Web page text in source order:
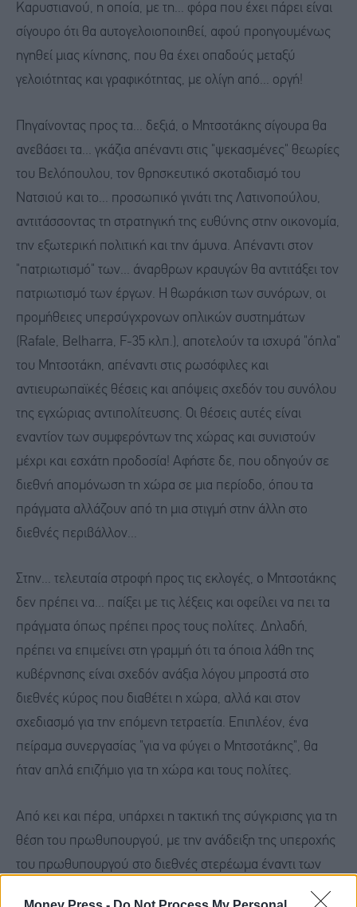
Καρυστιανού, η οποία, με τη... φόρα που έχει πάρει είναι
σίγουρο ότι θα αυτογελοιοποιηθεί, αφού προηγουμένως
ηγηθεί μιας κίνησης, που θα έχει οπαδούς μεταξύ
γελοιότητας και γραφικότητας, με ολίγη από... οργή!
Πηγαίνοντας προς τα... δεξιά, ο Μητσοτάκης σίγουρα θα
ανεβάσει τα... γκάζια απέναντι στις "ψεκασμένες" θεωρίες
του Βελόπουλου, τον θρησκευτικό σκοταδισμό του
Νατσιού και το... προσωπικό γινάτι της Λατινοπούλου,
αντιτάσσοντας τη στρατηγική της ευθύνης στην οικονομία,
την εξωτερική πολιτική και την άμυνα. Απέναντι στον
"πατριωτισμό" των... άναρθρων κραυγών θα αντιτάξει τον
πατριωτισμό των έργων. Η θωράκιση των συνόρων, οι
προμήθειες υπερσύγχρονων οπλικών συστημάτων
(Rafale, Belharra, F-35 κλπ.), αποτελούν τα ισχυρά "όπλα"
του Μητσοτάκη, απέναντι στις ρωσόφιλες και
αντιευρωπαϊκές θέσεις και απόψεις σχεδόν του συνόλου
της εγχώριας αντιπολίτευσης. Οι θέσεις αυτές είναι
εναντίον των συμφερόντων της χώρας και συνιστούν
μέχρι και εσχάτη προδοσία! Αφήστε δε, που οδηγούν σε
διεθνή απομόνωση τη χώρα σε μια περίοδο, όπου τα
πράγματα αλλάζουν από τη μια στιγμή στην άλλη στο
διεθνές περιβάλλον...
Στην... τελευταία στροφή προς τις εκλογές, ο Μητσοτάκης
δεν πρέπει να... παίξει με τις λέξεις και οφείλει να πει τα
πράγματα όπως πρέπει προς τους πολίτες. Δηλαδή,
πρέπει να επιμείνει στη γραμμή ότι τα όποια λάθη της
κυβέρνησης είναι σχεδόν ανάξια λόγου μπροστά στο
διεθνές κύρος που διαθέτει η χώρα, αλλά και στον
σχεδιασμό για την επόμενη τετραετία. Επιπλέον, ένα
πείραμα συνεργασίας "για να φύγει ο Μητσοτάκης", θα
ήταν απλά επιζήμιο για τη χώρα και τους πολίτες.
Από κει και πέρα, υπάρχει η τακτική της σύγκρισης για τη
θέση του πρωθυπουργού, με την ανάδειξη της υπεροχής
του πρωθυπουργού στο διεθνές στερέωμα έναντι των
αντιπάλων του που δεν έχουν ανάλογη εμπειρία. Επίσης,